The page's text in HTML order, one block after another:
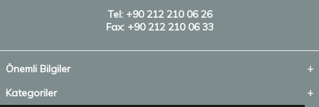
Tel: +90 212 210 06 26
Fax: +90 212 210 06 33
Önemli Bilgiler
Kategoriler